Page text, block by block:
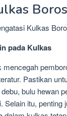
Kulkas
pada Kulkas
Pastikan
bulu hewan
Selain itu,